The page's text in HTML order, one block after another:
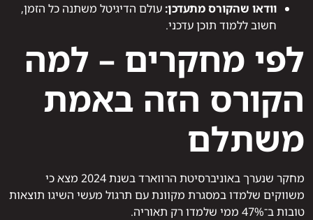
וודאו שהקורס מתעדכן:עולם הדיגיטל משתנה כל הזמן,
חשוב ללמוד תוכן עדכני.
לפי מחקרים – למה
הקורס הזה באמת
משתלם
מחקר שנערך באוניברסיטת הרווארד בשנת 2024 מצא כי
משווקים שלמדו במסגרת מקוונת עם תרגול מעשי השיגו תוצאות
טובות ב־47% ממי שלמדו רק תאוריה.